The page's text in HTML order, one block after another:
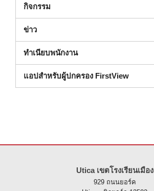
กิจกรรม
ข่าว
ทําเนียบพนักงาน
แอปสำหรับผู้ปกครอง FirstView
Utica เขตโรงเรียนเมือง
929 ถนนยอร์ค